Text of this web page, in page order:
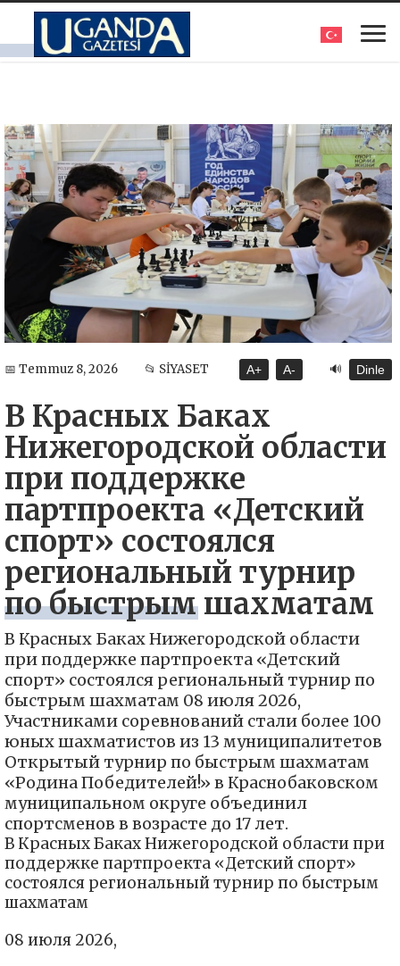
📅 Temmuz 8, 2026 📂 SİYASET A+ A- 🔊 Dinle
В Красных Баках
Нижегородской области
при поддержке
партпроекта «Детский
спорт» состоялся
региональный турнир
по быстрым шахматам
В Красных Баках Нижегородской области
при поддержке партпроекта «Детский
спорт» состоялся региональный турнир по
быстрым шахматам 08 июля 2026,
Участниками соревнований стали более 100
юных шахматистов из 13 муниципалитетов
Открытый турнир по быстрым шахматам
«Родина Победителей!» в Краснобаковском
муниципальном округе объединил
спортсменов в возрасте до 17 лет.
В Красных Баках Нижегородской области при
поддержке партпроекта «Детский спорт»
состоялся региональный турнир по быстрым
шахматам
08 июля 2026,